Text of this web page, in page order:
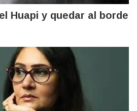
Huapi y quedar al borde